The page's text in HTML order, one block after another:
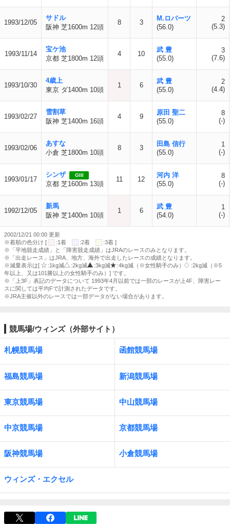
1993/12/05
サドル
阪神 芝1600m 12頭
8 3
M.ロバーツ
(56.0)
2
(5.3)
1993/11/14
宝ケ池
京都 芝1800m 12頭
4 10
武 豊
(55.0)
3
(7.6)
1993/10/30
4歳上
東京 ダ1400m 10頭
1 6
武 豊
(55.0)
2
(4.4)
1993/02/27
雪割草
阪神 芝1400m 16頭
4 9
原田 聖二
(55.0)
8
(-)
1993/02/06
あすな
小倉 芝1800m 10頭
8 3
田島 信行
(55.0)
1
(-)
1993/01/17
シンザ GIII
京都 芝1600m 13頭
11 12
河内 洋
(55.0)
8
(-)
1992/12/05
新馬
阪神 芝1400m 10頭
1 6
武 豊
(54.0)
1
(-)
2002/12/21 00:00 更新
※着順の色分け [
:1着 :2着
:3着 ]
※「平地競走成績」と「障害競走成績」はJRAのレースのみとなります。
※「出走レース」はJRA、地方、海外で出走したレースの成績となります。
※減量表示は[
:1kg減 :2kg減 :3kg減 :4kg減（※女性騎手のみ）
:2kg減（※5
年以上、又は101勝以上の女性騎手のみ）] です。
※「上3F」表記のデータについて 1993年4月以前では一部のレースが上4F、障害レー
スに関しては平均Fで計測されたデータです。
※JRA主催以外のレースでは一部データがない場合があります。
競馬場/ウィンズ（外部サイト）
札幌競馬場 函館競馬場
福島競馬場 新潟競馬場
東京競馬場 中山競馬場
中京競馬場 京都競馬場
阪神競馬場 小倉競馬場
ウィンズ・エクセル